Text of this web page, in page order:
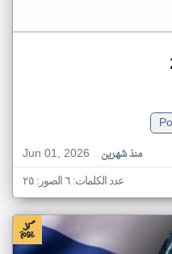
Jun 01, 2026
منذ شهرين
عدد الكلمات: ٦ الصور: ٢٥